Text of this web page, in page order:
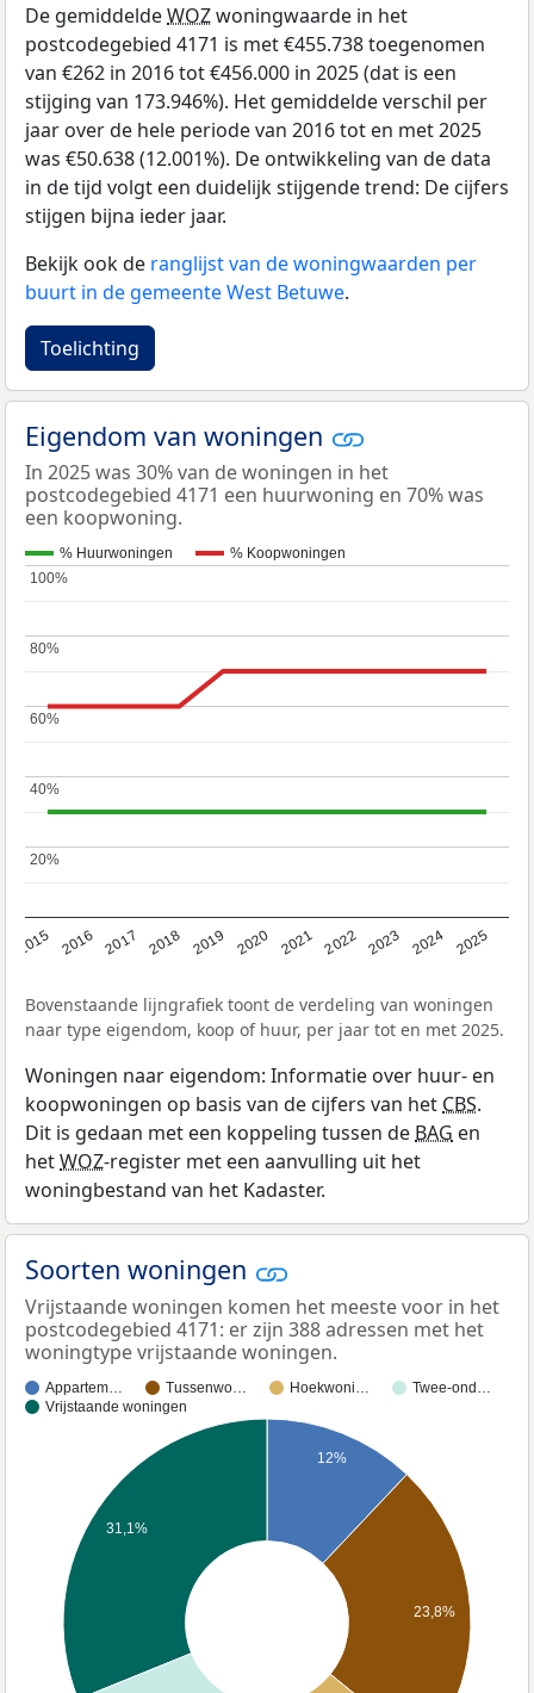
De gemiddeldeWOZwoningwaarde in het
postcodegebied 4171 is met €455.738 toegenomen
van €262 in 2016 tot €456.000 in 2025 (dat is een
stijging van 173.946%). Het gemiddelde verschil per
jaar over de hele periode van 2016 tot en met 2025
was €50.638 (12.001%). De ontwikkeling van de data
in de tijd volgt een duidelijk stijgende trend: De cijfers
stijgen bijna ieder jaar.
Bekijk ook de ranglijst van de woningwaarden per
buurt in de gemeente West Betuwe.
Toelichting
Eigendom van woningen
In 2025 was 30% van de woningen in het
postcodegebied 4171 een huurwoning en 70% was
een koopwoning.
% Huurwoningen % Koopwoningen
2015 2016 2017 2018 2019 2020 2021 2022 2023 2024 2025
20%
20%
40%
40%
60%
60%
80%
80%
100%
100%
Bovenstaande lijngrafiek toont de verdeling van woningen
naar type eigendom, koop of huur, per jaar tot en met 2025.
Woningen naar eigendom: Informatie over huur- en
koopwoningen op basis van de cijfers van het CBS.
Dit is gedaan met een koppeling tussen de BAG en
hetWOZ-register met een aanvulling uit het
woningbestand van het Kadaster.
Soorten woningen
Vrijstaande woningen komen het meeste voor in het
postcodegebied 4171: er zijn 388 adressen met het
woningtype vrijstaande woningen.
Appartem… Tussenwo… Hoekwoni…
Twee-ond…
Vrijstaande woningen
12%
23,8%
31,1%